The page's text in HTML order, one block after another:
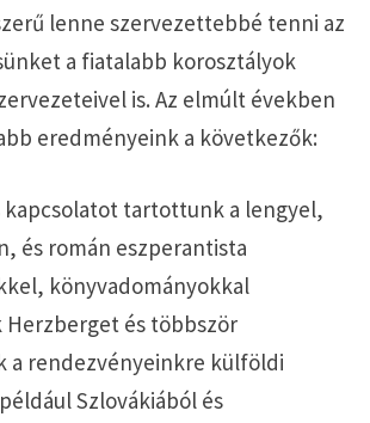
lenne szervezettebbé tenni az
a fiatalabb korosztályok
is. Az elmúlt években
eredményeink a következők:
kapcsolatot tartottunk a lengyel,
és román eszperantista
könyvadományokkal
és többször
a rendezvényeinkre külföldi
Szlovákiából és